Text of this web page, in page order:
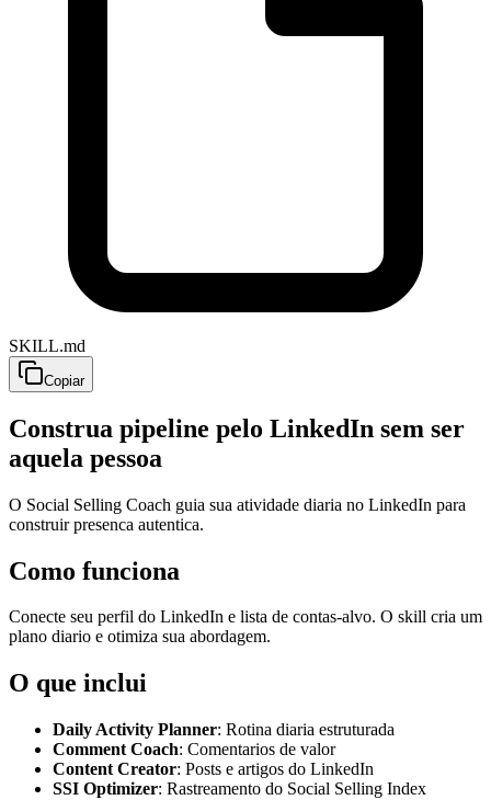
SKILL.md
Copiar
Construa pipeline pelo LinkedIn sem ser
aquela pessoa
O Social Selling Coach guia sua atividade diaria no LinkedIn para
construir presenca autentica.
Como funciona
Conecte seu perfil do LinkedIn e lista de contas-alvo. O skill cria um
plano diario e otimiza sua abordagem.
O que inclui
Daily Activity Planner: Rotina diaria estruturada
Comment Coach: Comentarios de valor
Content Creator: Posts e artigos do LinkedIn
SSI Optimizer: Rastreamento do Social Selling Index